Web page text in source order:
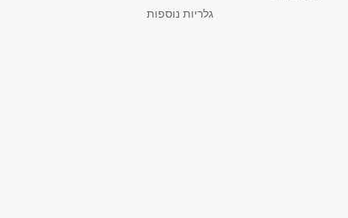
גלריות נוספות